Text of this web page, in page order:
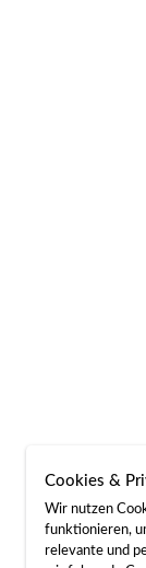
Cookies &
Wir nutzen
funktionieren,
relevante und